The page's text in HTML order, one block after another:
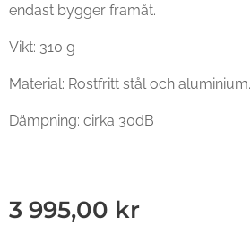
endast bygger framåt.
Vikt: 310 g
Material: Rostfritt stål och aluminium.
Dämpning: cirka 30dB
3 995,00 kr